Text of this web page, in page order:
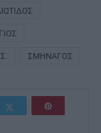
ΣΜΗΝΑΓΌΣ